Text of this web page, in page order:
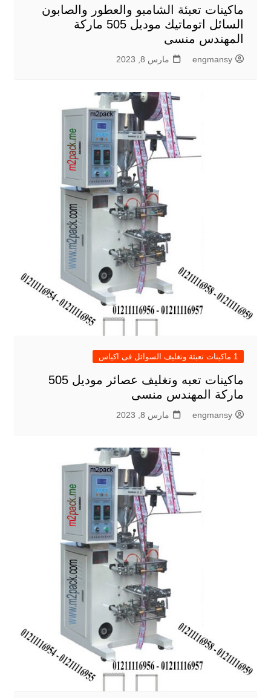
ماكينات تعبئة الشامبو والعطور والصابون
السائل اتوماتيك موديل 505 ماركة
المهندس منسى
engmansy مارس 8, 2023
1 ماكينات تعبئة وتغليف السوائل فى اكياس
ماكينات تعبه وتغليف عصائر موديل 505
ماركة المهندس منسى
engmansy مارس 8, 2023